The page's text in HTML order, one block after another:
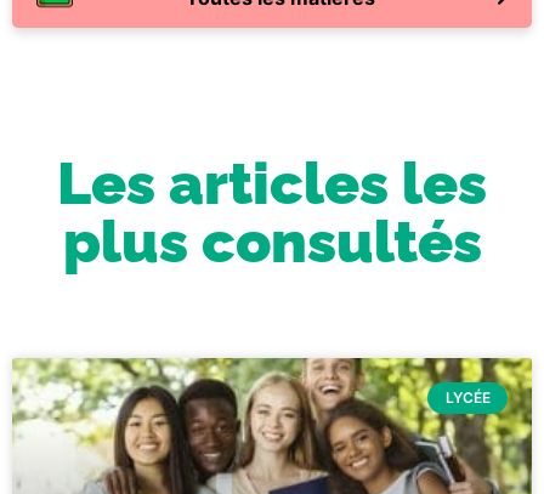
Les articles les
plus consultés
LYCÉE